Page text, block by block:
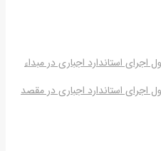
اجرای استاندارد اجباری در مبداء
اجرای استاندارد اجباری در مقصد